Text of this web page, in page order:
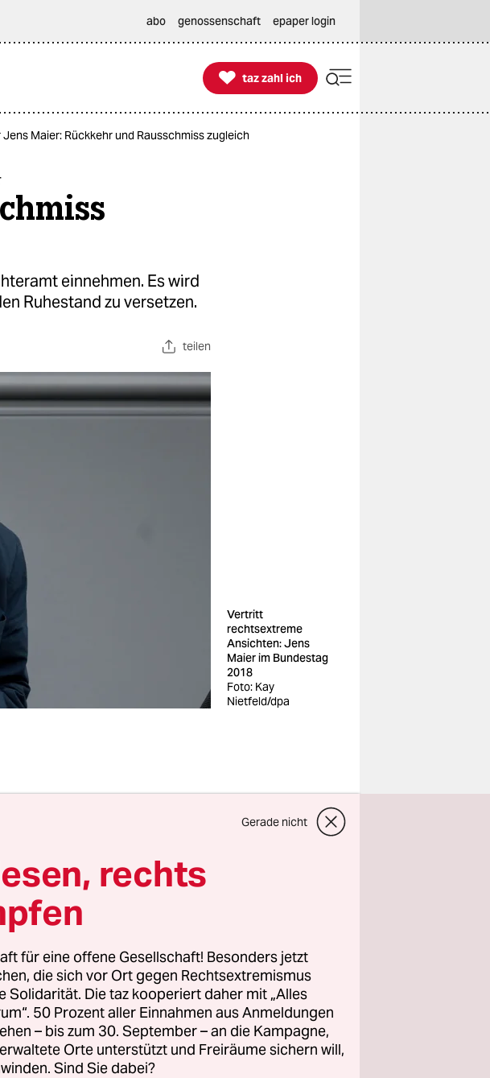
abo genossenschaft epaper login

taz zahl ich
taz zahl ich
Maier: Rückkehr und Rausschmiss zugleich
einnehmen. Es wird
Ruhestand zu versetzen.
teilen
Vertritt
rechtsextreme
Ansichten: Jens
Maier im Bundestag
2018
Foto: Kay
Nietfeld/dpa
Jens
Absender ist das
ihm zustehende
Maier war bei der
erneuten
Brief steht, dass ihm
Ministerium formal seiner
das Landgericht
befasst war, und wird
Justizministerium
dem 14. März eine Stelle
Gerade nicht
rechts
für eine offene Gesellschaft! Besonders jetzt
die sich vor Ort gegen Rechtsextremismus
Solidarität. Die taz kooperiert daher mit „Alles
50 Prozent aller Einnahmen aus Anmeldungen
– bis zum 30. September – an die Kampagne,
Orte unterstützt und Freiräume sichern will,
Sind Sie dabei?